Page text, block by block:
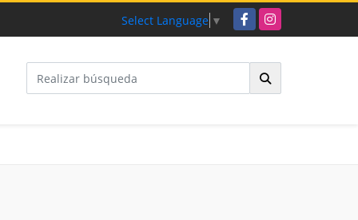
Select Language ▼ FacebookInstagram